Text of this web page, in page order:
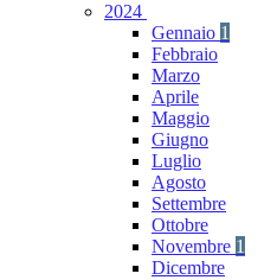
2024
Gennaio 1
Febbraio
Marzo
Aprile
Maggio
Giugno
Luglio
Agosto
Settembre
Ottobre
Novembre 1
Dicembre